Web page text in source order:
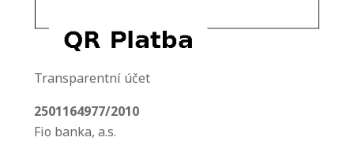
Transparentní účet
2501164977/2010
Fio banka, a.s.